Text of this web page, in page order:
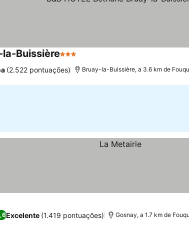
la-Buissière3 Estrelas
(2.522 pontuações) Bruay-la-Buissière, a 3.6 km de
Excelente (1.419 pontuações) Gosnay, a 1.7 km de